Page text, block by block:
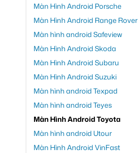
Màn Hình Android Porsche
Màn Hình Android Range Rover
Màn hình android Safeview
Màn Hình Android Skoda
Màn Hình Android Subaru
Màn Hình Android Suzuki
Màn hình android Texpad
Màn hình android Teyes
Màn Hình Android Toyota
Màn hình android Utour
Màn Hình Android VinFast